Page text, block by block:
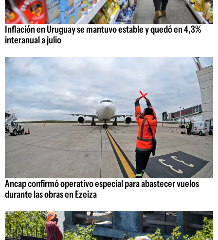
Inflación en Uruguay se mantuvo estable y quedó en 4,3%
interanual a julio
Ancap confirmó operativo especial para abastecer vuelos
durante las obras en Ezeiza